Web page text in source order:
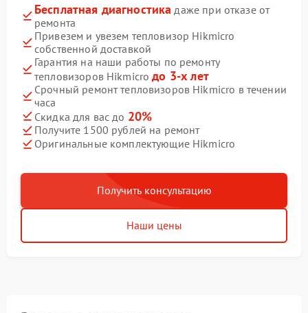
Бесплатная диагностика даже при отказе от
ремонта
Привезем и увезем тепловизор Hikmicro
собственной доставкой
Гарантия на наши работы по ремонту
тепловизоров Hikmicroдо 3-х лет
Срочный ремонт тепловизоров Hikmicro в течении
часа
Скидка для вас до 20%
Получите 1500 рублей на ремонт
Оригинальные комплектующие Hikmicro
Получить консультацию
Наши цены